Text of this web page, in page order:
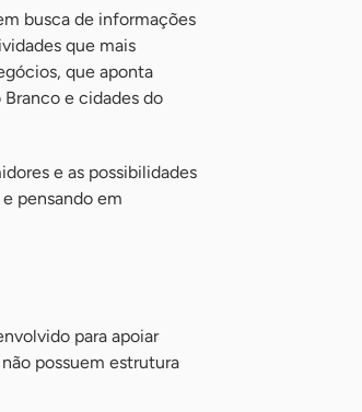
busca de informações
que mais
que aponta
e cidades do
e as possibilidades
pensando em
para apoiar
possuem estrutura